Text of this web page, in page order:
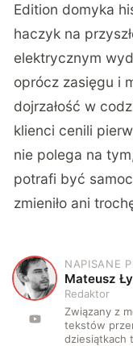
Edition domyka
haczyk na
elektrycznym
oprócz zasięgu i
dojrzałość w
klienci cenili
nie polega na
potrafi być
zmieniło ani
M
NAPISANE
Mateusz
Redaktor
Związany z
tekstów
dziesiątkach